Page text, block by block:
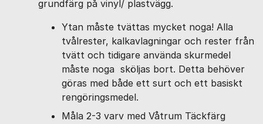
grundfärg på vinyl/ plastvägg.
Ytan måste tvättas mycket noga! Alla
tvålrester, kalkavlagningar och rester från
tvätt och tidigare använda skurmedel
måste noga sköljas bort. Detta behöver
göras med både ett surt och ett basiskt
rengöringsmedel.
Måla 2-3 varv med Våtrum Täckfärg